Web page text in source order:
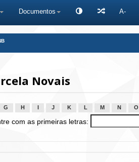
Documentos A-
Novais
G H J K L M N O
com as primeiras letras: